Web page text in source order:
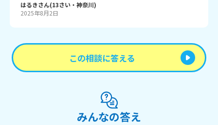
はるきさん(13さい・ 神奈川)
2025年8月2日
この相談に答える
みんなの答え